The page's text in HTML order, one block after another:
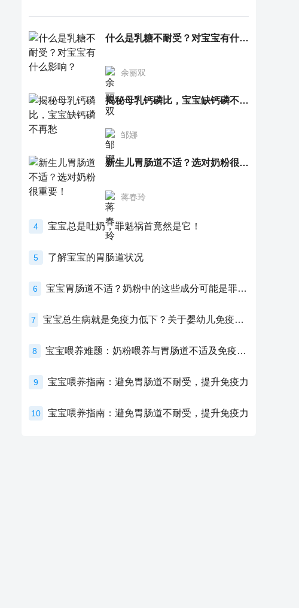
什么是乳糖不耐受？对宝宝有什么影响？
余丽双
揭秘母乳钙磷比，宝宝缺钙磷不再愁
邹娜
新生儿胃肠道不适？选对奶粉很重要！
蒋春玲
4 宝宝总是吐奶，罪魁祸首竟然是它！
5 了解宝宝的胃肠道状况
6 宝宝胃肠道不适？奶粉中的这些成分可能是罪魁祸首！
7 宝宝总生病就是免疫力低下？关于婴幼儿免疫力的真相，家长必须了解！
8 宝宝喂养难题：奶粉喂养与胃肠道不适及免疫力提升的奥秘
9 宝宝喂养指南：避免胃肠道不耐受，提升免疫力
10 宝宝喂养指南：避免胃肠道不耐受，提升免疫力